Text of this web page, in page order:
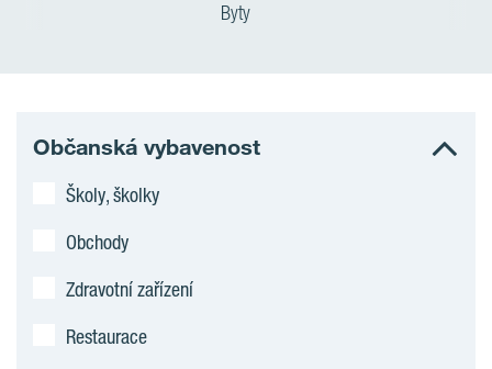
Byty
Občanská vybavenost
Školy, školky
Obchody
Zdravotní zařízení
Restaurace